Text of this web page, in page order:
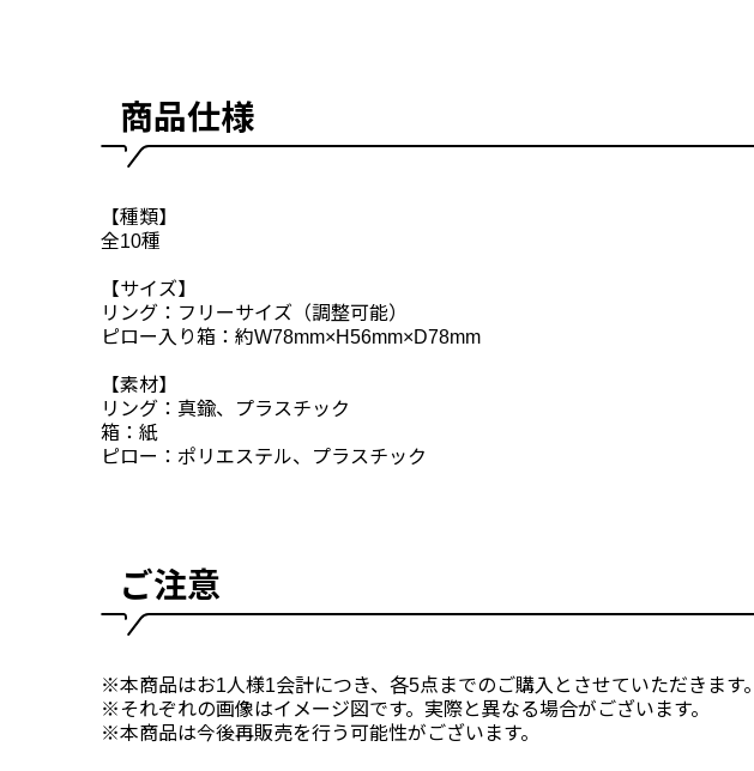
商品仕様
【種類】
全10種
【サイズ】
リング：フリーサイズ（調整可能）
ピロー入り箱：約W78mm×H56mm×D78mm
【素材】
リング：真鍮、プラスチック
箱：紙
ピロー：ポリエステル、プラスチック
ご注意
※本商品はお1人様1会計につき、各5点までのご購入とさせていただきます。
※それぞれの画像はイメージ図です。実際と異なる場合がございます。
※本商品は今後再販売を行う可能性がございます。